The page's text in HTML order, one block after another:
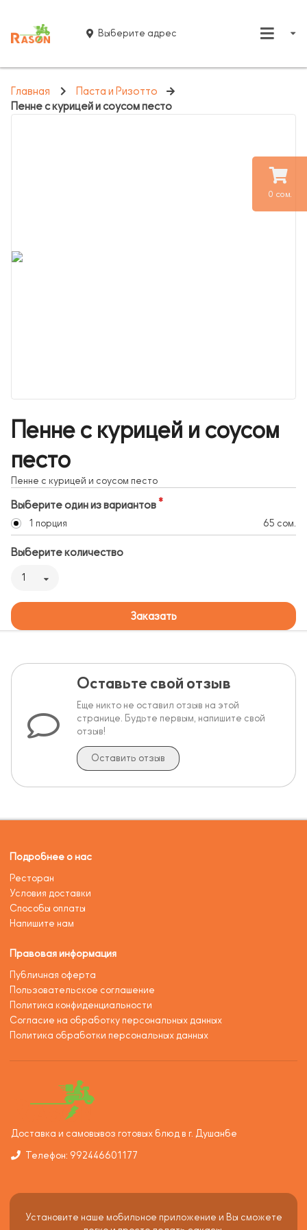
0 сом.
Выберите адрес
Главная
Паста и Ризотто
Пенне с курицей и соусом песто
Пенне с курицей и соусом
песто
Пенне с курицей и соусом песто
Выберите один из вариантов
1 порция 65 сом.
Выберите количество
1
Заказать
Оставьте свой отзыв
Еще никто не оставил отзыв на этой
странице. Будьте первым, напишите свой
отзыв!
Оставить отзыв
Подробнее о нас
Ресторан
Условия доставки
Способы оплаты
Напишите нам
Правовая информация
Публичная оферта
Пользовательское соглашение
Политика конфиденциальности
Согласие на обработку персональных данных
Политика обработки персональных данных
Доставка и самовывоз готовых блюд в г. Душанбе
Телефон: 992446601177
Установите наше мобильное приложение и Вы сможете